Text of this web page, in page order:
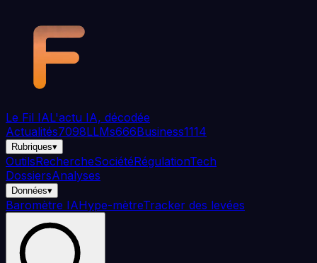
Le Fil IAL'actu IA, décodée
Actualités7098LLMs666Business1114
Rubriques▾
OutilsRechercheSociétéRégulationTech
DossiersAnalyses
Données▾
Baromètre IAHype-mètreTracker des levées